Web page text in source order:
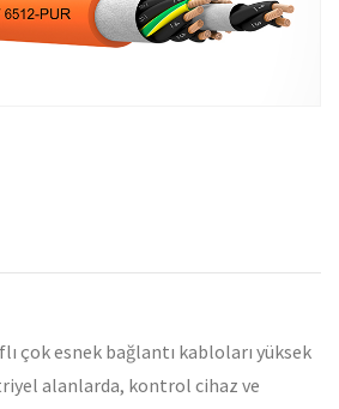
çok esnek bağlantı kabloları yüksek
alanlarda, kontrol cihaz ve